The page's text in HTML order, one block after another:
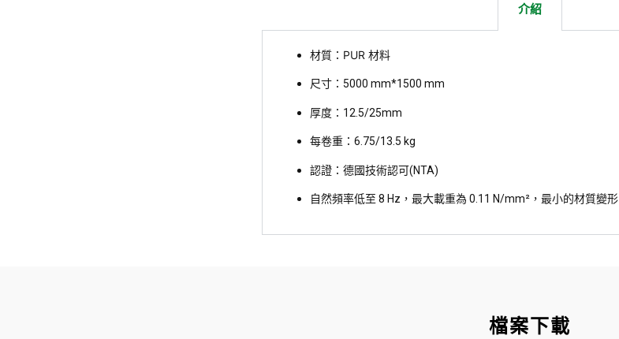
介紹
材質： PUR 材料
尺寸 ： 5000 mm*1500 mm
厚度： 12.5/25mm
每卷重：6.75/13.5 kg
認證： 德國技術認可(NTA)
自然頻率低至 8 Hz，最大載重為 0.11 N/mm² ， 最小的材質變形
檔案下載